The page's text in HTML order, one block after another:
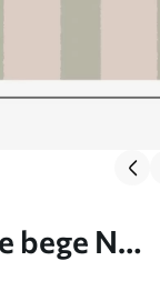
bege Nr.